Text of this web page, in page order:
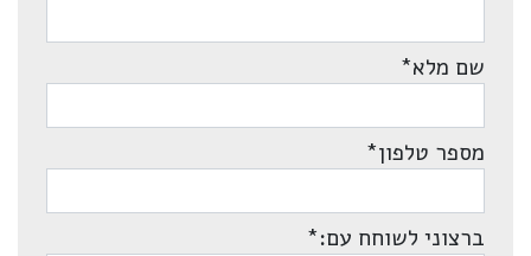
שם מלא*
מספר טלפון*
ברצוני לשוחח עם:*